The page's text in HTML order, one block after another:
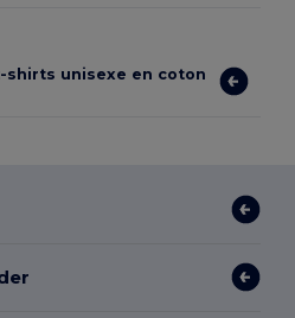
shirts unisexe en coton